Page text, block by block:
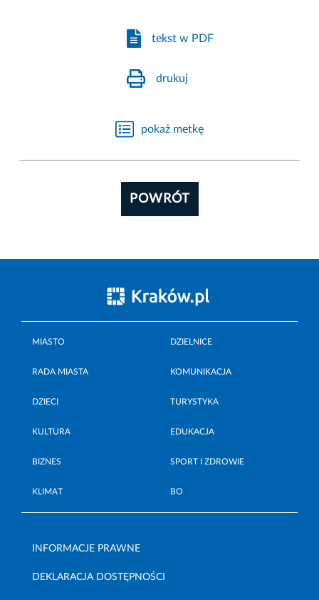
tekst w PDF
drukuj
pokaż metkę
POWRÓT
MIASTO DZIELNICE
RADA MIASTA KOMUNIKACJA
DZIECI TURYSTYKA
KULTURA EDUKACJA
BIZNES SPORT I ZDROWIE
KLIMAT BO
INFORMACJE PRAWNE
DEKLARACJA DOSTĘPNOŚCI